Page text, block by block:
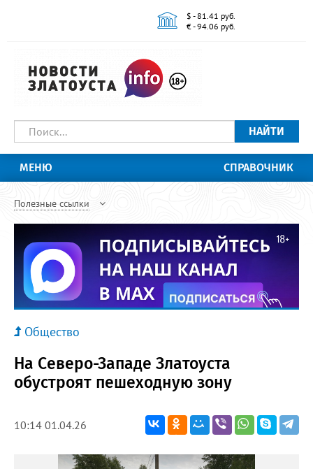
$ - 81.41 руб.
€ - 94.06 руб.
НАЙТИ
МЕНЮ СПРАВОЧНИК
Полезные ссылки
Общество
На Северо-Западе Златоуста
обустроят пешеходную зону
10:14 01.04.26